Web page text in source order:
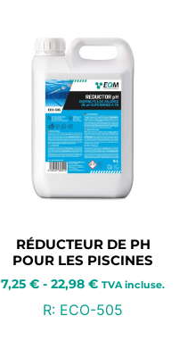
RÉDUCTEUR DE PH
POUR LES PISCINES
7,25 € - 22,98 € TVA incluse.
R: ECO-505